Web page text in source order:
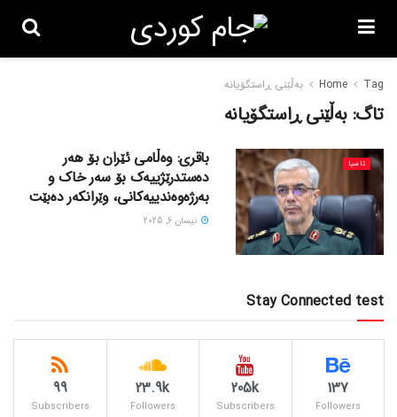
Home Tag بەڵێنی ڕاستگۆیانە
تاگ: بەڵێنی ڕاستگۆیانە
ئاسیا
باقری: وەڵامی ئێران بۆ هەر
دەستدرێژییەک بۆ سەر خاک و
بەرژەوەندییەکانی، وێرانکەر دەبێت
نیسان 6, 2025
Stay Connected test
137
Followers
205k
Subscribers
23.9k
Followers
99
Subscribers